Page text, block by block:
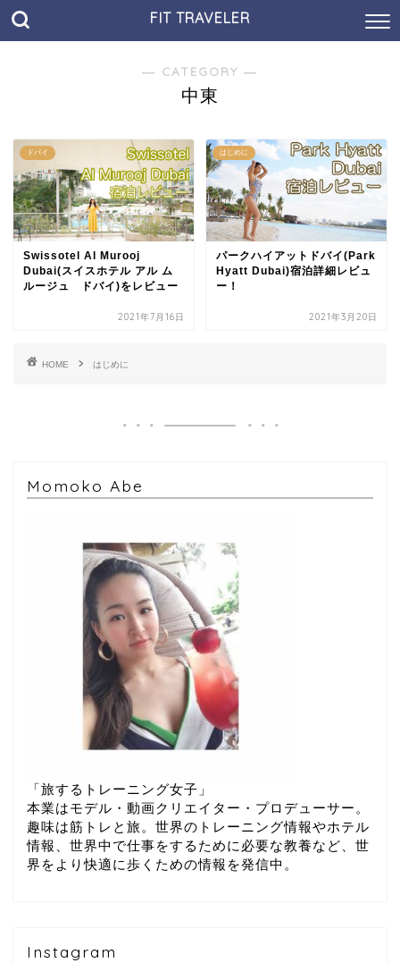
FIT TRAVELER
― CATEGORY ―
中東
ドバイ
Swissotel Al Murooj
Dubai(スイスホテル アル ム
ルージュ ドバイ)をレビュー
2021年7月16日
はじめに
パークハイアットドバイ(Park
Hyatt Dubai)宿泊詳細レビュ
ー！
2021年3月20日
HOME はじめに
Momoko Abe
「旅するトレーニング女子」
本業はモデル・動画クリエイター・プロデューサー。
趣味は筋トレと旅。世界のトレーニング情報やホテル
情報、世界中で仕事をするために必要な教養など、世
界をより快適に歩くための情報を発信中。
Instagram